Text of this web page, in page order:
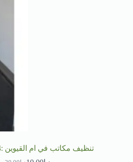
تنظيف مكاتب في ام القيوين :0568950034